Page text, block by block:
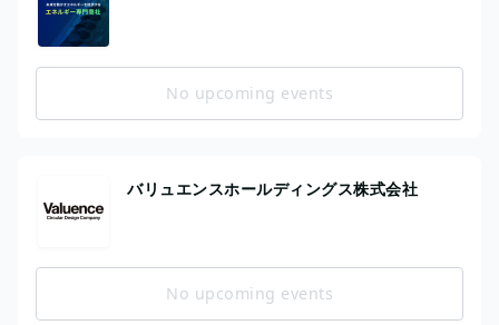
No upcoming events
バリュエンスホールディングス株式会社
No upcoming events